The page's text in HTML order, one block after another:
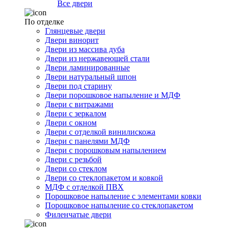
Все двери
По отделке
Глянцевые двери
Двери винорит
Двери из массива дуба
Двери из нержавеющей стали
Двери ламинированные
Двери натуральный шпон
Двери под старину
Двери порошковое напыление и МДФ
Двери с витражами
Двери с зеркалом
Двери с окном
Двери с отделкой винилискожа
Двери с панелями МДФ
Двери с порошковым напылением
Двери с резьбой
Двери со стеклом
Двери со стеклопакетом и ковкой
МДФ с отделкой ПВХ
Порошковое напыление с элементами ковки
Порошковое напыление со стеклопакетом
Филенчатые двери